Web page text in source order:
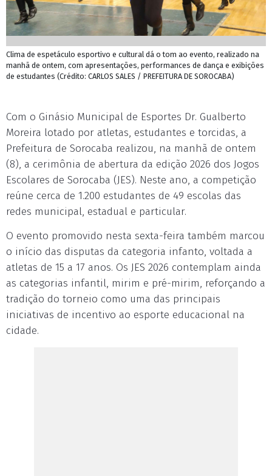
Clima de espetáculo esportivo e cultural dá o tom ao evento, realizado na
manhã de ontem, com apresentações, performances de dança e exibições
de estudantes (Crédito: CARLOS SALES / PREFEITURA DE SOROCABA)
Com o Ginásio Municipal de Esportes Dr. Gualberto
Moreira lotado por atletas, estudantes e torcidas, a
Prefeitura de Sorocaba realizou, na manhã de ontem
(8), a cerimônia de abertura da edição 2026 dos Jogos
Escolares de Sorocaba (JES). Neste ano, a competição
reúne cerca de 1.200 estudantes de 49 escolas das
redes municipal, estadual e particular.
O evento promovido nesta sexta-feira também marcou
o início das disputas da categoria infanto, voltada a
atletas de 15 a 17 anos. Os JES 2026 contemplam ainda
as categorias infantil, mirim e pré-mirim, reforçando a
tradição do torneio como uma das principais
iniciativas de incentivo ao esporte educacional na
cidade.